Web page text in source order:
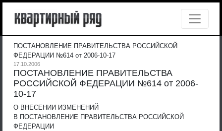
ПОСТАНОВЛЕНИЕ ПРАВИТЕЛЬСТВА РОССИЙСКОЙ
ФЕДЕРАЦИИ №614 от 2006-10-17
17.10.2006
ПОСТАНОВЛЕНИЕ ПРАВИТЕЛЬСТВА
РОССИЙСКОЙ ФЕДЕРАЦИИ №614 от 2006-
10-17
О ВНЕСЕНИИ ИЗМЕНЕНИЙ
В ПОСТАНОВЛЕНИЕ ПРАВИТЕЛЬСТВА РОССИЙСКОЙ
ФЕДЕРАЦИИ